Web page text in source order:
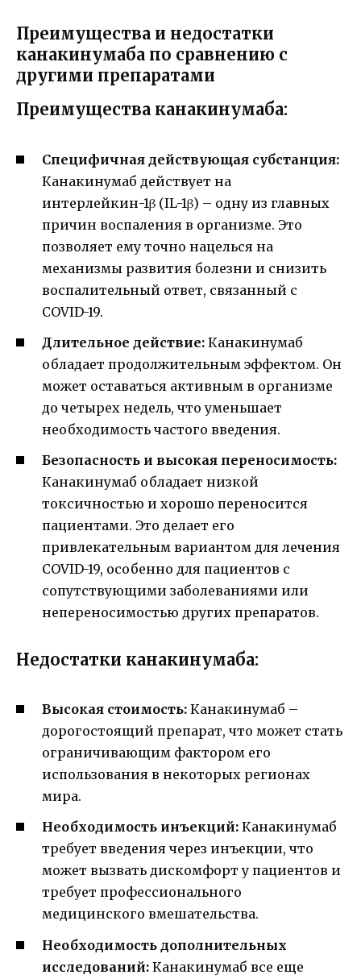
Преимущества и недостатки
канакинумаба по сравнению с
другими препаратами
Преимущества канакинумаба:
Специфичная действующая субстанция:
Канакинумаб действует на
интерлейкин-1β (IL-1β) – одну из главных
причин воспаления в организме. Это
позволяет ему точно нацелься на
механизмы развития болезни и снизить
воспалительный ответ, связанный с
COVID-19.
Длительное действие: Канакинумаб
обладает продолжительным эффектом. Он
может оставаться активным в организме
до четырех недель, что уменьшает
необходимость частого введения.
Безопасность и высокая переносимость:
Канакинумаб обладает низкой
токсичностью и хорошо переносится
пациентами. Это делает его
привлекательным вариантом для лечения
COVID-19, особенно для пациентов с
сопутствующими заболеваниями или
непереносимостью других препаратов.
Недостатки канакинумаба:
Высокая стоимость: Канакинумаб –
дорогостоящий препарат, что может стать
ограничивающим фактором его
использования в некоторых регионах
мира.
Необходимость инъекций: Канакинумаб
требует введения через инъекции, что
может вызвать дискомфорт у пациентов и
требует профессионального
медицинского вмешательства.
Необходимость дополнительных
исследований: Канакинумаб все еще